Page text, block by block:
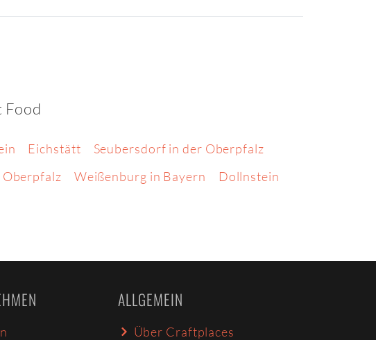
Food
Eichstätt
Seubersdorf in der Oberpfalz
Weißenburg in Bayern
Dollnstein
ALLGEMEIN
Über Craftplaces